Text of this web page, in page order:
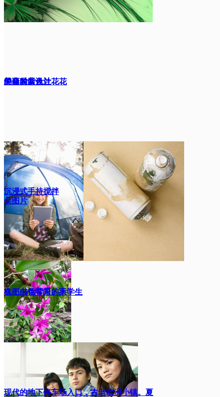
经典时尚设计
的金发女人
美丽的紫色兰花花
朵图片
沉浸式手持搅拌
机，白色背景。不
锈钢手持搅拌棒。
在图书馆学习的大学生
现代的地下停车场入口，古老欧洲小镇。夏